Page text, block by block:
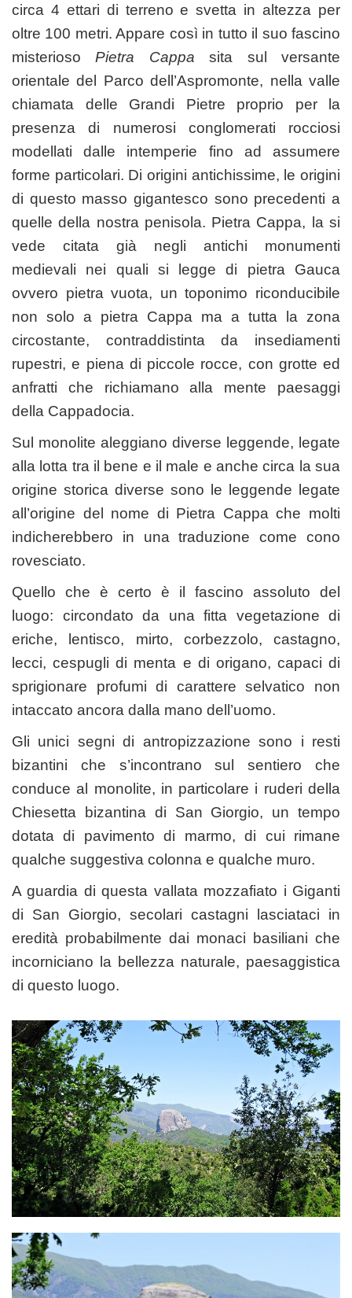
circa 4 ettari di terreno e svetta in altezza per
oltre 100 metri. Appare così in tutto il suo fascino
misteriosoPietra Cappasita sul versante
orientale del Parco dell’Aspromonte, nella valle
chiamata delle Grandi Pietre proprio per la
presenza di numerosi conglomerati rocciosi
modellati dalle intemperie fino ad assumere
forme particolari. Di origini antichissime, le origini
di questo masso gigantesco sono precedenti a
quelle della nostra penisola. Pietra Cappa, la si
vede citata già negli antichi monumenti
medievali nei quali si legge di pietra Gauca
ovvero pietra vuota, un toponimo riconducibile
non solo a pietra Cappa ma a tutta la zona
circostante, contraddistinta da insediamenti
rupestri, e piena di piccole rocce, con grotte ed
anfratti che richiamano alla mente paesaggi
della Cappadocia.
Sul monolite aleggiano diverse leggende, legate
alla lotta tra il bene e il male e anche circa la sua
origine storica diverse sono le leggende legate
all’origine del nome di Pietra Cappa che molti
indicherebbero in una traduzione come cono
rovesciato.
Quello che è certo è il fascino assoluto del
luogo: circondato da una fitta vegetazione di
eriche, lentisco, mirto, corbezzolo, castagno,
lecci, cespugli di menta e di origano, capaci di
sprigionare profumi di carattere selvatico non
intaccato ancora dalla mano dell’uomo.
Gli unici segni di antropizzazione sono i resti
bizantini che s’incontrano sul sentiero che
conduce al monolite, in particolare i ruderi della
Chiesetta bizantina di San Giorgio, un tempo
dotata di pavimento di marmo, di cui rimane
qualche suggestiva colonna e qualche muro.
A guardia di questa vallata mozzafiato i Giganti
di San Giorgio, secolari castagni lasciataci in
eredità probabilmente dai monaci basiliani che
incorniciano la bellezza naturale, paesaggistica
di questo luogo.